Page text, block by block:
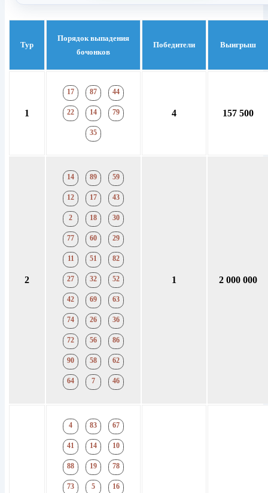
Тур
Порядок выпадения
бочонков
Победители Выигрыш
1
17 87 44
22 14 79
35
4 157 500
2
14 89 59
12 17 43
2 18 30
77 60 29
11 51 82
27 32 52
42 69 63
74 26 36
72 56 86
90 58 62
64 7 46
1 2 000 000
4 83 67
41 14 10
88 19 78
73 5 16